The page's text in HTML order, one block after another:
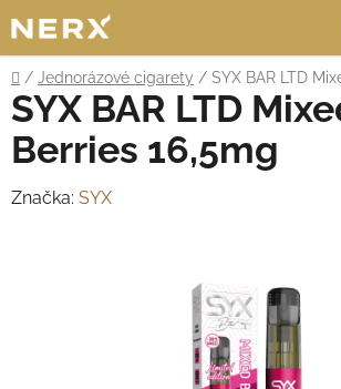
na
obsah
Domů
/ Jednorázové cigarety / SYX BAR LTD
SYX BAR LTD
Berries 16,5mg
Značka: SYX